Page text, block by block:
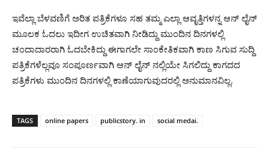
ಇವೆಲ್ಲಾ ಬೆಳವಣಿಗೆ ಅರಿತ ಪತ್ರಿಕೆಗಳೂ ಸಹ ತಮ್ಮ ಎಲ್ಲಾ ಆವೃತ್ತಿಗಳನ್ನ ಆನ್ ಲೈನ್
ಮೂಲಕ ಓದಲು ಇದೀಗ ಉಚಿತವಾಗಿ ನೀಡಿದ್ದು ಮುಂದಿನ ದಿನಗಳಲ್ಲಿ
ಚಂದಾದಾರರಾಗಿ ಓದಬೇಕಿದ್ದು ಈಗಾಗಲೇ ಸಾಂಕೇತಿಕವಾಗಿ ಕಾಣ ಸಿಗುವ ಸುದ್ದಿ
ಪತ್ರಿಕೆಗಳೆಲ್ಲವೂ ಸಂಪೂರ್ಣವಾಗಿ ಆನ್ ಲೈನ್ ನಲ್ಲಿಯೇ ಸಿಗಲಿದ್ದು ಕಾಗದದ
ಪತ್ರಿಕೆಗಳು ಮುಂದಿನ ದಿನಗಳಲ್ಲಿ ಕಾಣೆಯಾಗುವುದರಲ್ಲಿ ಅನುಮಾನವಿಲ್ಲ.
TAGS online papers publicstory. in social medai.